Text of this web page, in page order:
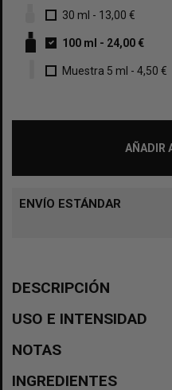
30 ml - 13,00 €
100 ml - 24,00 €
Muestra 5 ml - 4,50 €
AÑADIR
ENVÍO ESTÁNDAR
DESCRIPCIÓN
USO E INTENSIDAD
NOTAS
INGREDIENTES